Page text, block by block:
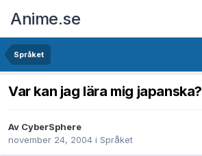
Anime.se
Språket
Var kan jag lära mig japanska?
Av CyberSphere
november 24, 2004 i Språket